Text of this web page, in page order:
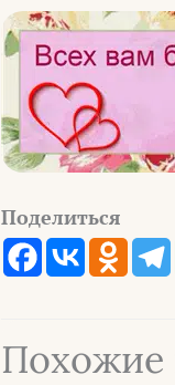
Поделиться
Похожие